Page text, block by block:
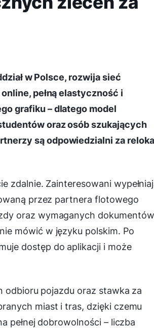
w Polsce, rozwija sieć
pełną elastyczność i
grafiku – dlatego model
oraz osób szukających
są odpowiedzialni za
zdalnie. Zainteresowani
przez partnera flotowego
oraz wymaganych
mówić w języku polskim. Po
dostęp do aplikacji i może
odbioru pojazdu oraz stawka za
miast i tras, dzięki czemu
pełnej dobrowolności – liczba